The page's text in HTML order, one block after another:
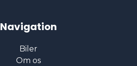
Navigation
Biler
Om os